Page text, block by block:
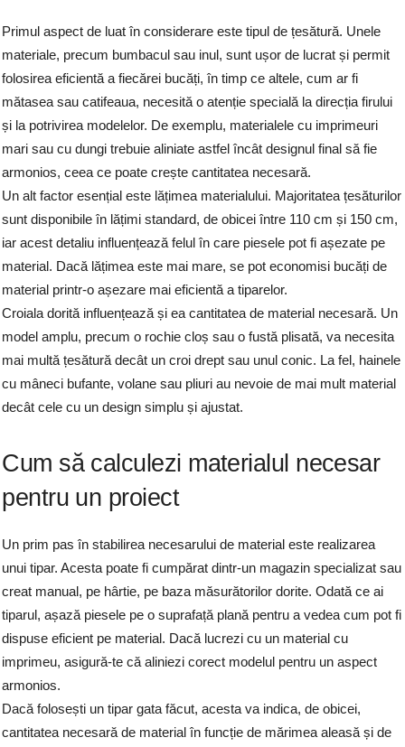
Primul aspect de luat în considerare este tipul de țesătură. Unele
materiale, precum bumbacul sau inul, sunt ușor de lucrat și permit
folosirea eficientă a fiecărei bucăți, în timp ce altele, cum ar fi
mătasea sau catifeaua, necesită o atenție specială la direcția firului
și la potrivirea modelelor. De exemplu, materialele cu imprimeuri
mari sau cu dungi trebuie aliniate astfel încât designul final să fie
armonios, ceea ce poate crește cantitatea necesară.
Un alt factor esențial este lățimea materialului. Majoritatea țesăturilor
sunt disponibile în lățimi standard, de obicei între 110 cm și 150 cm,
iar acest detaliu influențează felul în care piesele pot fi așezate pe
material. Dacă lățimea este mai mare, se pot economisi bucăți de
material printr-o așezare mai eficientă a tiparelor.
Croiala dorită influențează și ea cantitatea de material necesară. Un
model amplu, precum o rochie cloș sau o fustă plisată, va necesita
mai multă țesătură decât un croi drept sau unul conic. La fel, hainele
cu mâneci bufante, volane sau pliuri au nevoie de mai mult material
decât cele cu un design simplu și ajustat.
Cum să calculezi materialul necesar
pentru un proiect
Un prim pas în stabilirea necesarului de material este realizarea
unui tipar. Acesta poate fi cumpărat dintr-un magazin specializat sau
creat manual, pe hârtie, pe baza măsurătorilor dorite. Odată ce ai
tiparul, așază piesele pe o suprafață plană pentru a vedea cum pot fi
dispuse eficient pe material. Dacă lucrezi cu un material cu
imprimeu, asigură-te că aliniezi corect modelul pentru un aspect
armonios.
Dacă folosești un tipar gata făcut, acesta va indica, de obicei,
cantitatea necesară de material în funcție de mărimea aleasă și de